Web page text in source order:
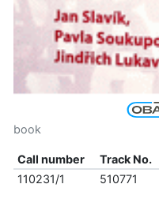
book
Call number Track No.
110231/1
510771